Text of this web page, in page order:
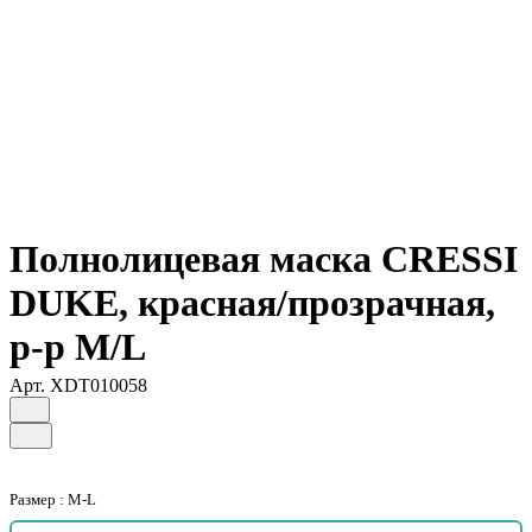
Полнолицевая маска CRESSI
DUKE, красная/прозрачная,
р-р M/L
Арт. XDT010058
Размер : M-L